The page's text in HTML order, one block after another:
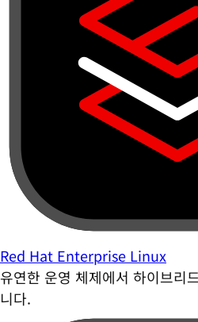
Red Hat Enterprise Linux
유연한 운영 체제에서 하이브리
니다.